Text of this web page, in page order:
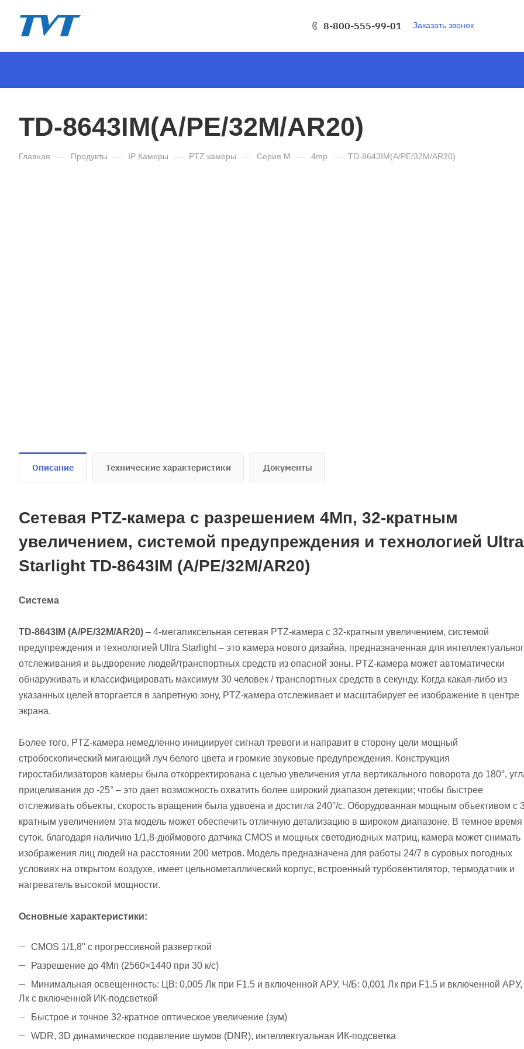
8-800-555-99-01 Заказать звонок
TD-8643IM(A/PE/32M/AR20)
Главная — Продукты — IP Камеры — PTZ камеры — Серия M — 4mp — TD-8643IM(A/PE/32M/AR20)
Описание Технические характеристики Документы
Сетевая PTZ-камера с разрешением 4Мп, 32-кратным
увеличением, системой предупреждения и технологией
Starlight TD-8643IM (A/PE/32M/AR20)
Система
TD-8643IM (A/PE/32M/AR20) – 4-мегапиксельная сетевая PTZ-камера с 32-кратным увеличением, системой
предупреждения и технологией Ultra Starlight – это камера нового дизайна, предназначенная для
отслеживания и выдворение людей/транспортных средств из опасной зоны. PTZ-камера может автоматически
обнаруживать и классифицировать максимум 30 человек / транспортных средств в секунду. Когда какая-либо из
указанных целей вторгается в запретную зону, PTZ-камера отслеживает и масштабирует ее изображение в центре
экрана.
Более того, PTZ-камера немедленно инициирует сигнал тревоги и направит в сторону цели мощный
стробоскопический мигающий луч белого цвета и громкие звуковые предупреждения. Конструкция
гиростабилизаторов камеры была откорректирована с целью увеличения угла вертикального поворота до 180°,
прицеливания до -25° – это дает возможность охватить более широкий диапазон детекции; чтобы быстрее
отслеживать объекты, скорость вращения была удвоена и достигла 240°/с. Оборудованная мощным объективом с
кратным увеличением эта модель может обеспечить отличную детализацию в широком диапазоне. В темное время
суток, благодаря наличию 1/1,8-дюймового датчика CMOS и мощных светодиодных матриц, камера может снимать
изображения лиц людей на расстоянии 200 метров. Модель предназначена для работы 24/7 в суровых погодных
условиях на открытом воздухе, имеет цельнометаллический корпус, встроенный турбовентилятор, термодатчик и
нагреватель высокой мощности.
Основные характеристики:
CMOS 1/1,8" с прогрессивной разверткой
Разрешение до 4Мп (2560×1440 при 30 к/с)
Минимальная освещенность: ЦB: 0,005 Лк при F1.5 и включенной АРУ, Ч/Б: 0,001 Лк при F1.5 и включенной АРУ,
Лк с включенной ИК-подсветкой
Быстрое и точное 32-кратное оптическое увеличение (зум)
WDR, 3D динамическое подавление шумов (DNR), интеллектуальная ИК-подсветка